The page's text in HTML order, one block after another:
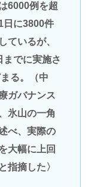
6000例を超
日に3800件
ているが、
までに実施さ
る。（中
ガバナンス
氷山の一角
べ、実際の
大幅に上回
指摘した〉